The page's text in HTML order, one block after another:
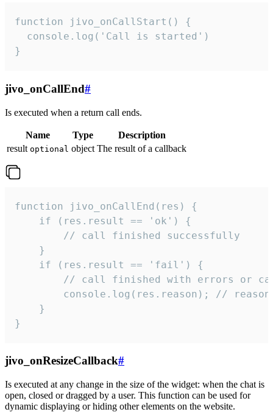
function jivo_onCallStart() {
  console.log('Call is started')
}
jivo_onCallEnd#
Is executed when a return call ends.
Name Type
Description
result optional object The result of a callback
function jivo_onCallEnd(res) {
    if (res.result == 'ok') {
        // call finished successfully
    }
    if (res.result == 'fail') {
// call finished with errors or
console.log(res.reason); //
    }
}
jivo_onResizeCallback#
Is executed at any change in the size of the widget: when the chat is
open, closed or dragged by a user. This function can be used for
dynamic displaying or hiding other elements on the website.